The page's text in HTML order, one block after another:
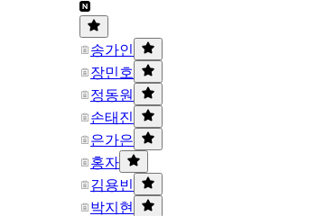
송가인
장민호
정동원
손태진
은가은
홍자
김용빈
박지현